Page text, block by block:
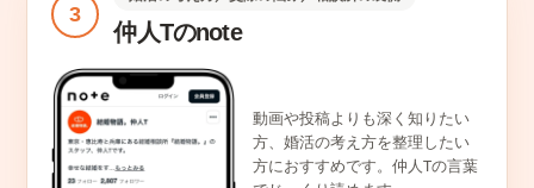
3
仲人Tのnote
動画や投稿よりも深く知りたい
方、婚活の考え方を整理したい
方におすすめです。仲人Tの言葉